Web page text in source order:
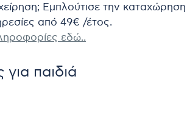
Εμπλούτισε την
από 49€ /έτος.
εδώ..
για παιδιά